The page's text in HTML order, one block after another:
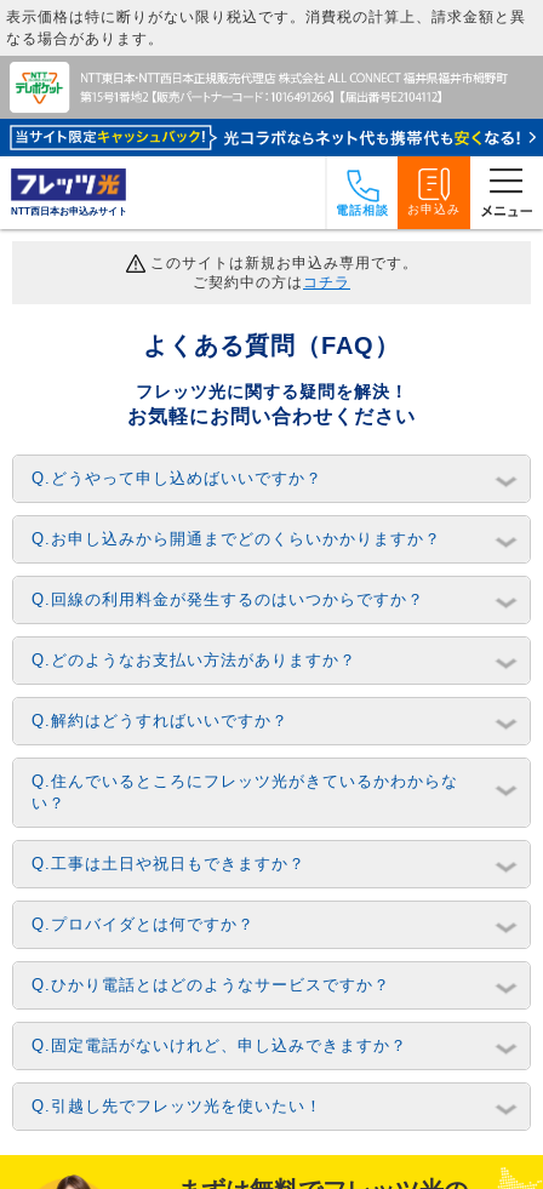
表示価格は特に断りがない限り税込です。消費税の計算上、請求金額と異
なる場合があります。
NTT西日本お申込みサイト 電話相談 お申込み
このサイトは新規お申込み専用です。
ご契約中の方は コチラ
よくある質問（FAQ）
フレッツ光に関する疑問を解決！
お気軽にお問い合わせください
Q.どうやって申し込めばいいですか？
Q.お申し込みから開通までどのくらいかかりますか？
Q.回線の利用料金が発生するのはいつからですか？
Q.どのようなお支払い方法がありますか？
Q.解約はどうすればいいですか？
Q.住んでいるところにフレッツ光がきているかわからな
い？
Q.工事は土日や祝日もできますか？
Q.プロバイダとは何ですか？
Q.ひかり電話とはどのようなサービスですか？
Q.固定電話がないけれど、申し込みできますか？
Q.引越し先でフレッツ光を使いたい！